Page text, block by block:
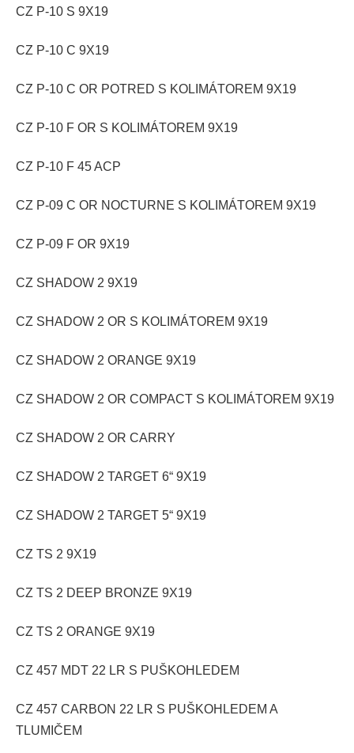
CZ P-10 S 9X19
CZ P-10 C 9X19
CZ P-10 C OR POTRED S KOLIMÁTOREM 9X19
CZ P-10 F OR S KOLIMÁTOREM 9X19
CZ P-10 F 45 ACP
CZ P-09 C OR NOCTURNE S KOLIMÁTOREM 9X19
CZ P-09 F OR 9X19
CZ SHADOW 2 9X19
CZ SHADOW 2 OR S KOLIMÁTOREM 9X19
CZ SHADOW 2 ORANGE 9X19
CZ SHADOW 2 OR COMPACT S KOLIMÁTOREM 9X19
CZ SHADOW 2 OR CARRY
CZ SHADOW 2 TARGET 6“ 9X19
CZ SHADOW 2 TARGET 5“ 9X19
CZ TS 2 9X19
CZ TS 2 DEEP BRONZE 9X19
CZ TS 2 ORANGE 9X19
CZ 457 MDT 22 LR S PUŠKOHLEDEM
CZ 457 CARBON 22 LR S PUŠKOHLEDEM A
TLUMIČEM